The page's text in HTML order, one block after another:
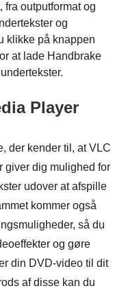
fra outputformat og
og
klikke på knappen
at lade Handbrake
Player
der kender til, at VLC
giver dig mulighed for
udover at afspille
kommer også
så du
og gøre
din DVD-video til dit
af disse kan du